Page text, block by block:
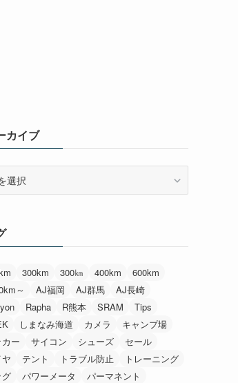
カイブ
300km 300㎞ 400km
600km
～
AJ福岡 AJ群馬
AJ長崎
Rapha R熊本 SRAM
Tips
しまなみ海道 カメラ
キャンプ場
ー
サイコン シューズ
セール
テント トラブル防止
トレーニング
パワーメータ
パーマネント